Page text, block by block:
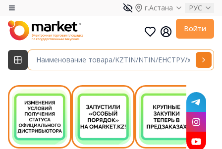
г.Астана РУС
Войти